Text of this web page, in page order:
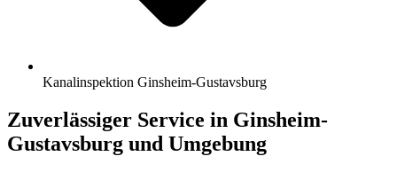
Kanalinspektion Ginsheim-Gustavsburg
Zuverlässiger Service in Ginsheim-
Gustavsburg und Umgebung